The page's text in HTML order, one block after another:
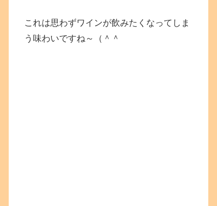
これは思わずワインが飲みたくなってしま
う味わいですね～（＾＾